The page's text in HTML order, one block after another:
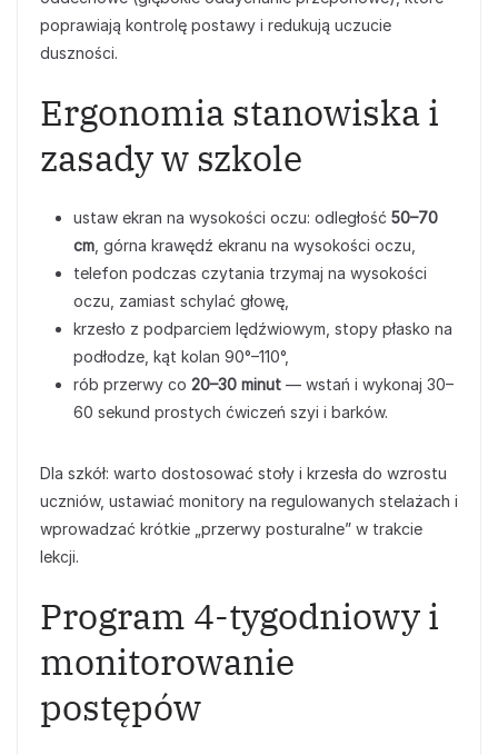
poprawiają kontrolę postawy i redukują uczucie
duszności.
Ergonomia stanowiska i
zasady w szkole
ustaw ekran na wysokości oczu: odległość 50–70
cm , górna krawędź ekranu na wysokości oczu,
telefon podczas czytania trzymaj na wysokości
oczu, zamiast schylać głowę,
krzesło z podparciem lędźwiowym, stopy płasko na
podłodze, kąt kolan 90°–110°,
rób przerwy co 20–30 minut — wstań i wykonaj 30–
60 sekund prostych ćwiczeń szyi i barków.
Dla szkół: warto dostosować stoły i krzesła do wzrostu
uczniów, ustawiać monitory na regulowanych stelażach i
wprowadzać krótkie „przerwy posturalne” w trakcie
lekcji.
Program 4-tygodniowy i
monitorowanie
postępów